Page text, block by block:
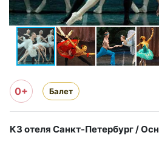
0+ Балет
КЗ отеля Санкт-Петербург /